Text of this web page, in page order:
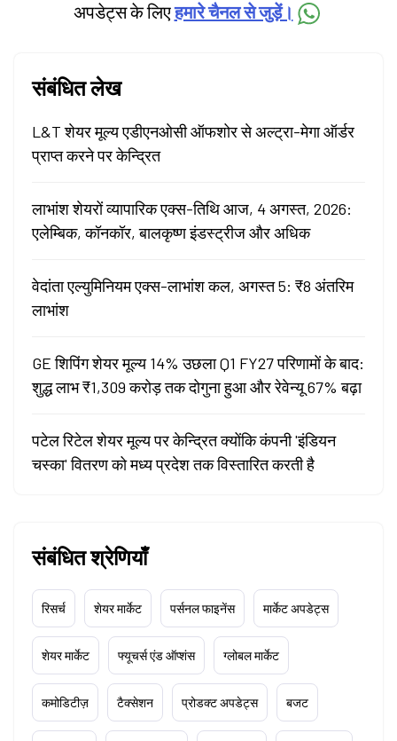
अपडेट्स के लिएहमारे चैनल से जुड़ें।
संबंधित लेख
L&T शेयर मूल्य एडीएनओसी ऑफशोर से अल्ट्रा-मेगा ऑर्डर
प्राप्त करने पर केन्द्रित
लाभांश शेयरों व्यापारिक एक्स-तिथि आज, 4 अगस्त, 2026:
एलेम्बिक, कॉनकॉर, बालकृष्ण इंडस्ट्रीज और अधिक
वेदांता एल्युमिनियम एक्स-लाभांश कल, अगस्त 5: ₹8 अंतरिम
लाभांश
GE शिपिंग शेयर मूल्य 14% उछला Q1 FY27 परिणामों के बाद:
शुद्ध लाभ ₹1,309 करोड़ तक दोगुना हुआ और रेवेन्यू 67% बढ़ा
पटेल रिटेल शेयर मूल्य पर केन्द्रित क्योंकि कंपनी 'इंडियन
चस्का' वितरण को मध्य प्रदेश तक विस्तारित करती है
संबंधित श्रेणियाँ
रिसर्च शेयर मार्केट पर्सनल फाइनेंस मार्केट अपडेट्स
शेयर मार्केट फ्यूचर्स एंड ऑप्शंस ग्लोबल मार्केट
कमोडिटीज़ टैक्सेशन प्रोडक्ट अपडेट्स बजट